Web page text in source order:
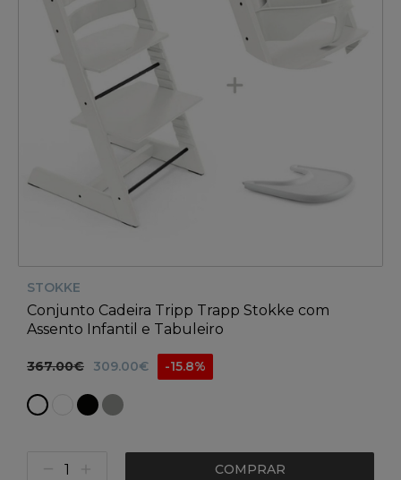
STOKKE
Conjunto Cadeira Tripp Trapp Stokke com
Assento Infantil e Tabuleiro
367.00€ 309.00€ -15.8%
COMPRAR